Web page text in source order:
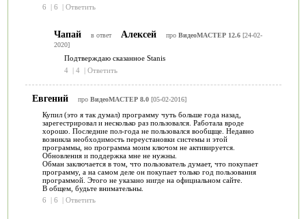
6
| 6 | Ответить
Чапай в ответ Алексей про ВидеоМАСТЕР 12.6[24-02-
2020]
Подтверждаю сказанное Stanis
4 | 4 | Ответить
Евгений про ВидеоМАСТЕР 8.0[05-02-2016]
Купил (это я так думал) программу чуть больше года назад,
зарегестрировал и несколько раз пользовался. Работала вроде
хорошо. Последние пол-года не пользовался вообщще. Недавно
возникла необходимость переустановки системы и этой
программы, но программа моим ключом не активируется.
Обновления и поддержка мне не нужны.
Обман заключается в том, что пользователь думает, что покупает
программу, а на самом деле он покупает только год пользования
программой. Этого не указано нигде на официальном сайте.
В общем, будьте внимательны.
6
| 6 | Ответить